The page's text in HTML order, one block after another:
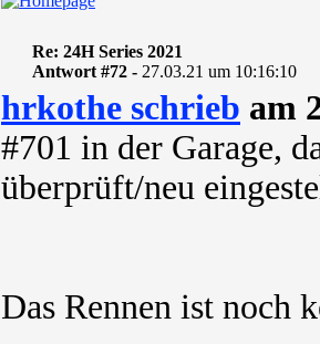
Re: 24H Series 2021
Antwort #72 - 27.03.21 um 10:16:10
hrkothe schrieb am
#701 in der Garage,
überprüft/neu
Das Rennen ist noch